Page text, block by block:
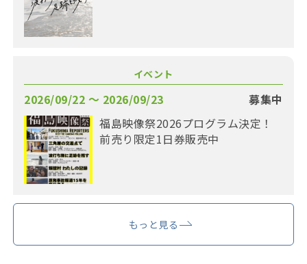
イベント
2026/09/22 〜 2026/09/23
募集中
福島映像祭2026プログラム決定！
前売り限定1日券販売中
もっと見る